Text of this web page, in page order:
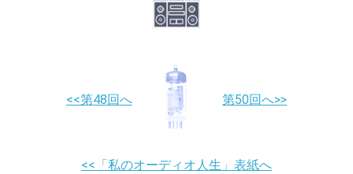
<<第48回へ 第50回へ>>
<<「私のオーディオ人生」表紙へ